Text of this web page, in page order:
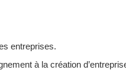
entreprises.
à la création